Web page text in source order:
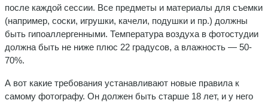
после каждой сессии. Все предметы и материалы для съемки
(например, соски, игрушки, качели, подушки и пр.) должны
быть гипоаллергенными. Температура воздуха в фотостудии
должна быть не ниже плюс 22 градусов, а влажность — 50-
70%.
А вот какие требования устанавливают новые правила к
самому фотографу. Он должен быть старше 18 лет, и у него